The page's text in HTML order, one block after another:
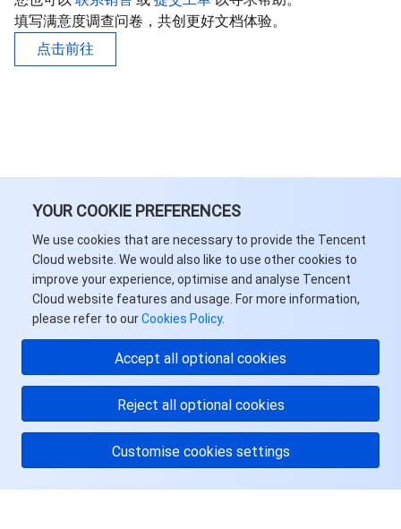
YOUR COOKIE PREFERENCES
We use cookies that are necessary to provide the Tencent
Cloud website. We would also like to use other cookies to
improve your experience, optimise and analyse Tencent
Cloud website features and usage. For more information,
please refer to ourCookies Policy.
Accept all optional cookies
Reject all optional cookies
Customise cookies settings
填写满意度调查问卷，共创更好文档体验。
点击前往